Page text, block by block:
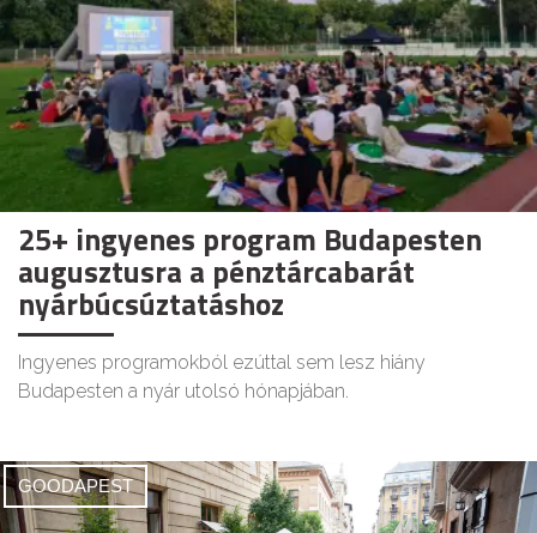
25+ ingyenes program Budapesten
augusztusra a pénztárcabarát
nyárbúcsúztatáshoz
Ingyenes programokból ezúttal sem lesz hiány
Budapesten a nyár utolsó hónapjában.
GOODAPEST